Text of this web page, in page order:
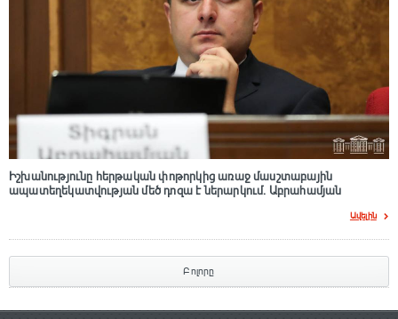
Իշխանությունը հերթական փոթորկից առաջ մասշտաբային
ապատեղեկատվության մեծ դnզա է ներարկում․ Աբրահամյան
Ավելին
Բոլորը